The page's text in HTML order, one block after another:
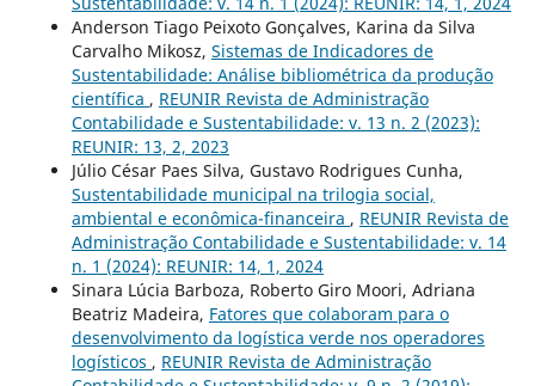
Anderson Tiago Peixoto Gonçalves, Karina da Silva
Carvalho Mikosz, Sistemas de Indicadores de
Sustentabilidade: Análise bibliométrica da produção
científica , REUNIR Revista de Administração
Contabilidade e Sustentabilidade: v. 13 n. 2 (2023):
REUNIR: 13, 2, 2023
Júlio César Paes Silva, Gustavo Rodrigues Cunha,
Sustentabilidade municipal na trilogia social,
ambiental e econômica-financeira , REUNIR Revista de
Administração Contabilidade e Sustentabilidade: v. 14
n. 1 (2024): REUNIR: 14, 1, 2024
Sinara Lúcia Barboza, Roberto Giro Moori, Adriana
Beatriz Madeira, Fatores que colaboram para o
desenvolvimento da logística verde nos operadores
logísticos , REUNIR Revista de Administração